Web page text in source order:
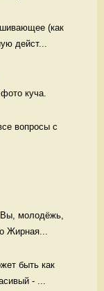
(как
дейст...
куча.
вопросы с
молодёжь,
Жирная...
быть как
- ...